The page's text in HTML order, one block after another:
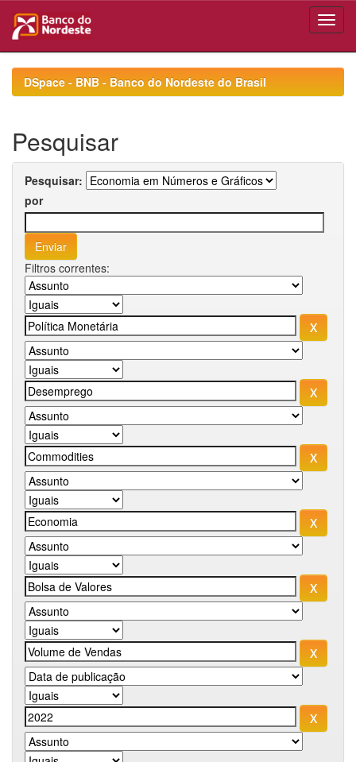
navigationDSpace - BNB - Banco do Nordeste do Brasil
Pesquisar
Pesquisar:
por
Filtros correntes: